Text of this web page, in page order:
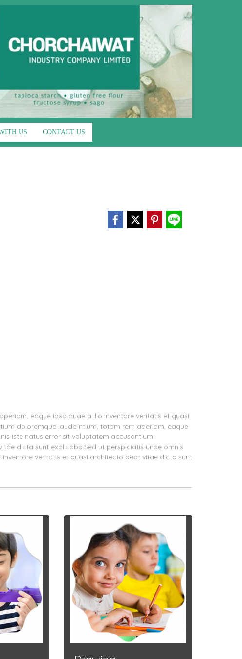
US CONTACT US
eaque ipsa quae a illo inventore veritatis et quasi
doloremque lauda ntium, totam rem aperiam, eaque
iste natus error sit voluptatem accusantium
dicta sunt explicabo.Sed ut perspiciatis unde omnis
veritatis et quasi architecto beat vitae dicta sunt